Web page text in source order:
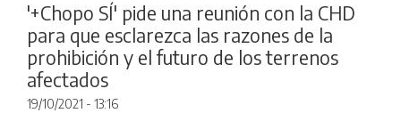
'+Chopo SÍ' pide una reunión con la CHD
para que esclarezca las razones de la
prohibición y el futuro de los terrenos
afectados
19/10/2021 - 13:16